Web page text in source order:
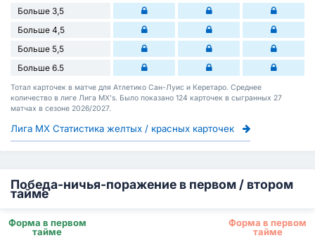
Больше 3,5
Больше 4,5
Больше 5,5
Больше 6.5
Тотал карточек в матче для Атлетико Сан-Луис и Керетаро. Среднее
количество в лиге Лига МХ's. Было показано 124 карточек в сыгранных 27
матчах в сезоне 2026/2027.
Лига МХ Статистика желтых / красных карточек
Победа-ничья-поражение в первом / втором
тайме
Форма в первом
тайме
Форма в первом
тайме